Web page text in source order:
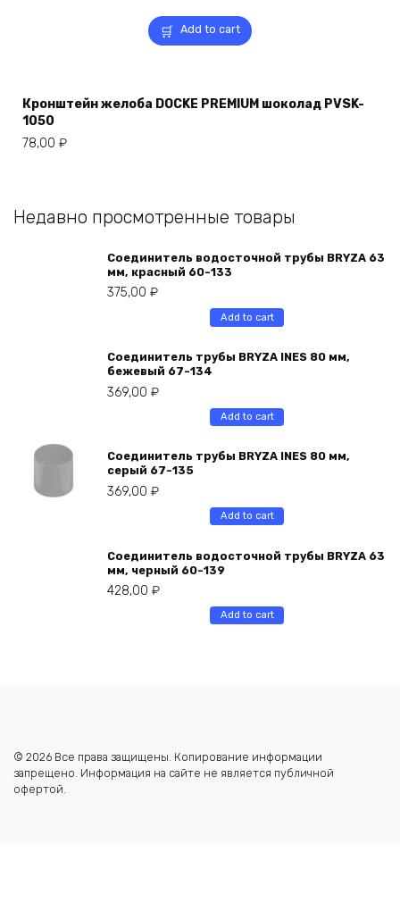
Add to cart
Кронштейн желоба DOCKE PREMIUM шоколад PVSK-
1050
78,00 ₽
Недавно просмотренные товары
Соединитель водосточной трубы BRYZA 63
мм, краcный 60-133
375,00 ₽
Add to cart
Соединитель трубы BRYZA INES 80 мм,
бежевый 67-134
369,00 ₽
Add to cart
Соединитель трубы BRYZA INES 80 мм,
серый 67-135
369,00 ₽
Add to cart
Соединитель водосточной трубы BRYZA 63
мм, черный 60-139
428,00 ₽
Add to cart
© 2026 Все права защищены. Копирование информации
запрещено. Информация на сайте не является публичной
офертой.